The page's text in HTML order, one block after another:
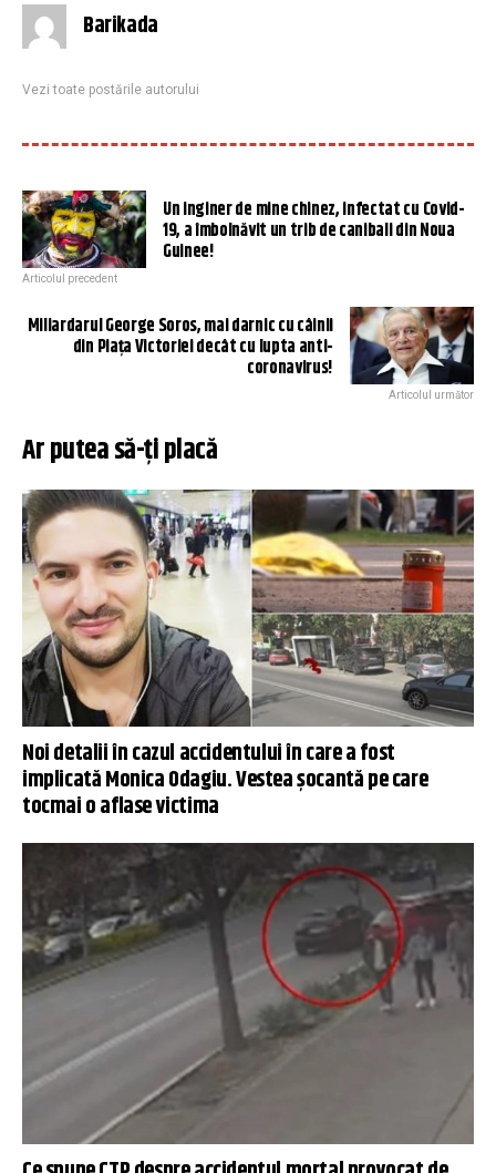
Barikada
Vezi toate postările autorului
Un inginer de mine chinez, infectat cu Covid-
19, a îmbolnăvit un trib de canibali din Noua
Guinee!
Articolul precedent
Miliardarul George Soros, mai darnic cu câinii
din Piața Victoriei decât cu lupta anti-
coronavirus!
Articolul următor
Ar putea să-ți placă
Noi detalii în cazul accidentului în care a fost
implicată Monica Odagiu. Vestea șocantă pe care
tocmai o aflase victima